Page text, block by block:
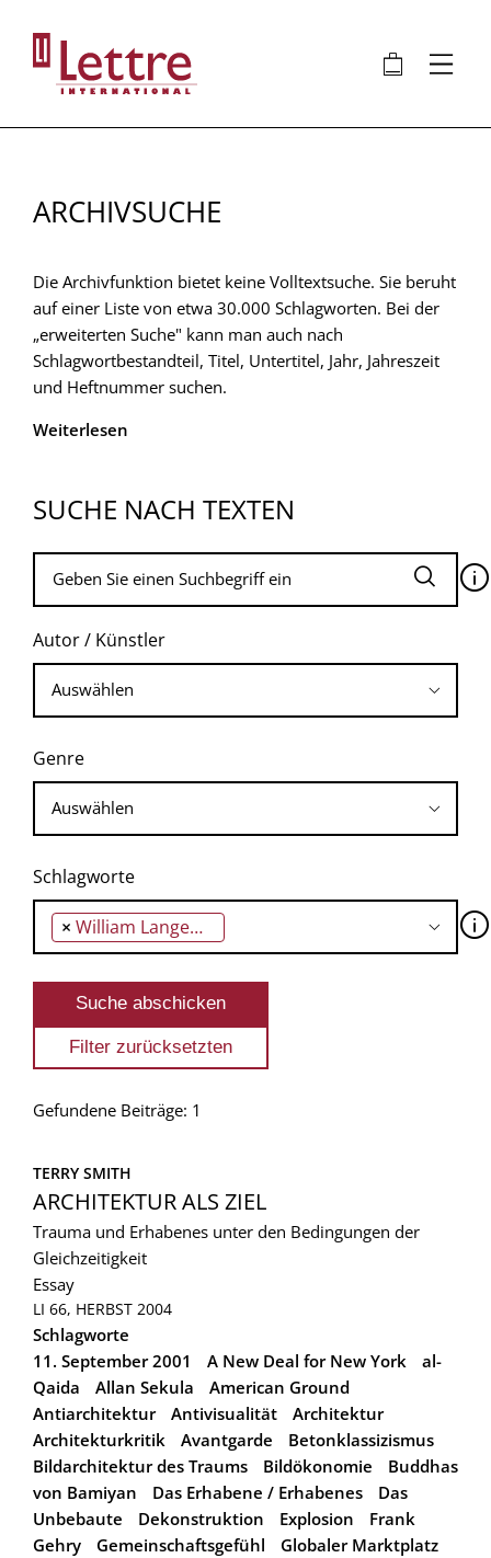
Inhalt
🛍 ⋮
ARCHIVSUCHE
Die Archivfunktion bietet keine Volltextsuche. Sie beruht
auf einer Liste von etwa 30.000 Schlagworten. Bei der
„erweiterten Suche" kann man auch nach
Schlagwortbestandteil, Titel, Untertitel, Jahr, Jahreszeit
und Heftnummer suchen.
Weiterlesen
SUCHE NACH TEXTEN
🛈
Autor / Künstler
Genre
Schlagworte
× William Langewiesche 🛈
Gefundene Beiträge: 1
TERRY SMITH
ARCHITEKTUR ALS ZIEL
Trauma und Erhabenes unter den Bedingungen der
Gleichzeitigkeit
Essay
LI 66, HERBST 2004
Schlagworte
11. September 2001
A New Deal for New York
al-
Qaida
Allan Sekula
American Ground
Antiarchitektur
Antivisualität
Architektur
Architekturkritik
Avantgarde
Betonklassizismus
Bildarchitektur des Traums
Bildökonomie
Buddhas
von Bamiyan
Das Erhabene / Erhabenes
Das
Unbebaute
Dekonstruktion Explosion
Frank
Gehry
Gemeinschaftsgefühl
Globaler Marktplatz